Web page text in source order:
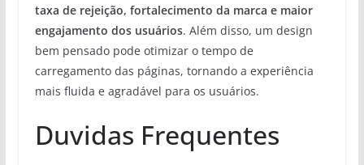
taxa de rejeição, fortalecimento da marca e maior
engajamento dos usuários. Além disso, um design
bem pensado pode otimizar o tempo de
carregamento das páginas, tornando a experiência
mais fluida e agradável para os usuários.
Duvidas Frequentes